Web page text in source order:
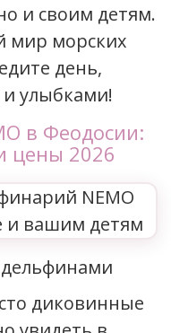
и своим детям.
мир морских
день,
улыбками!
в Феодосии:
цены 2026
дельфинами
диковинные